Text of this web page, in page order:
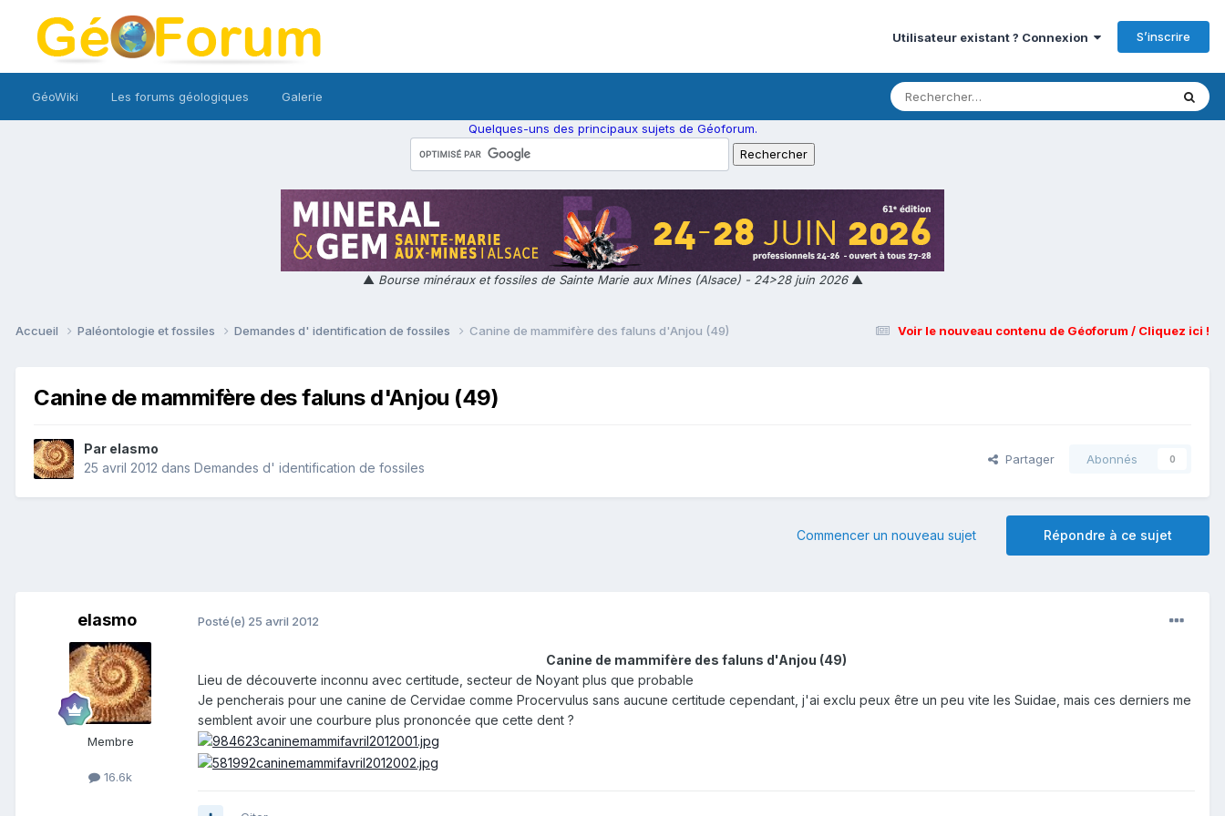
Utilisateur existant ? Connexion S’inscrire
GéoWiki Les forums géologiques Galerie
Quelques-uns des principaux sujets de Géoforum.
▲ Bourse minéraux et fossiles de Sainte Marie aux Mines (Alsace) - 24>28 juin 2026▲
Voir le nouveau contenu de Géoforum / Cliquez ici !
Accueil Paléontologie et fossiles Demandes d' identification de fossiles Canine de mammifère des faluns d'Anjou (49)
Canine de mammifère des faluns d'Anjou (49)
Par elasmo
25 avril 2012 dans Demandes d' identification de fossiles
Partager Abonnés 0
Répondre à ce sujet
Commencer un nouveau sujet
elasmo
Membre
16.6k
Posté(e) 25 avril 2012
Canine de mammifère des faluns d'Anjou (49)
Lieu de découverte inconnu avec certitude, secteur de Noyant plus que probable
Je pencherais pour une canine de Cervidae comme Procervulus sans aucune certitude cependant, j'ai exclu peux être un peu vite les Suidae, mais ces derniers me
semblent avoir une courbure plus prononcée que cette dent ?